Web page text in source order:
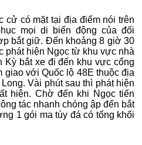
cử có mặt tại địa điểm nói trên
mọi di biến động của đối
bắt giữ. Đến khoảng 8 giờ 30
phát hiện Ngọc từ khu vực nhà
Kỳ bắt xe đi đến khu vực cổng
với Quốc lộ 48E thuộc địa
Vài phút sau thì phát hiện
hiện. Chờ đến khi Ngọc tiến
tác nhanh chóng ập đến bắt
1 gói ma túy đá có tổng khối